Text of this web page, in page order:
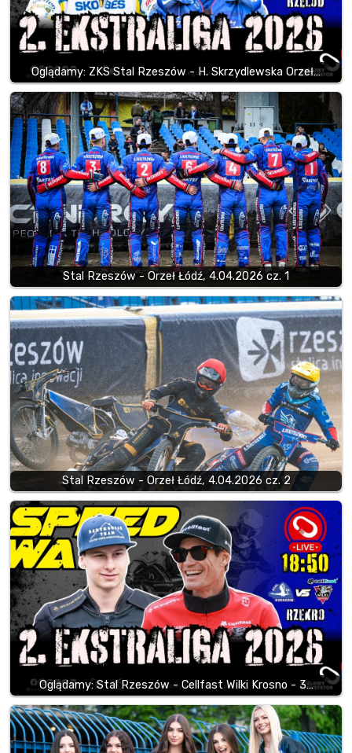
Oglądamy: ZKS Stal Rzeszów - H. Skrzydlewska Orzeł…
Stal Rzeszów - Orzeł Łódź, 4.04.2026 cz. 1
Stal Rzeszów - Orzeł Łódź, 4.04.2026 cz. 2
Oglądamy: Stal Rzeszów - Cellfast Wilki Krosno - 3…